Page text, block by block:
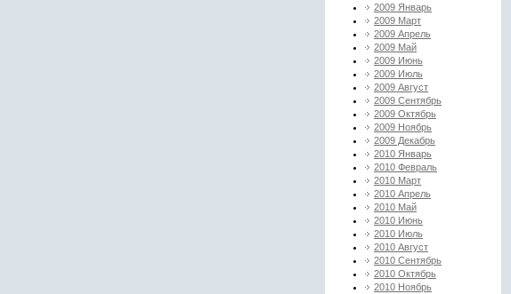
2009 Январь
2009 Март
2009 Апрель
2009 Май
2009 Июнь
2009 Июль
2009 Август
2009 Сентябрь
2009 Октябрь
2009 Ноябрь
2009 Декабрь
2010 Январь
2010 Февраль
2010 Март
2010 Апрель
2010 Май
2010 Июнь
2010 Июль
2010 Август
2010 Сентябрь
2010 Октябрь
2010 Ноябрь